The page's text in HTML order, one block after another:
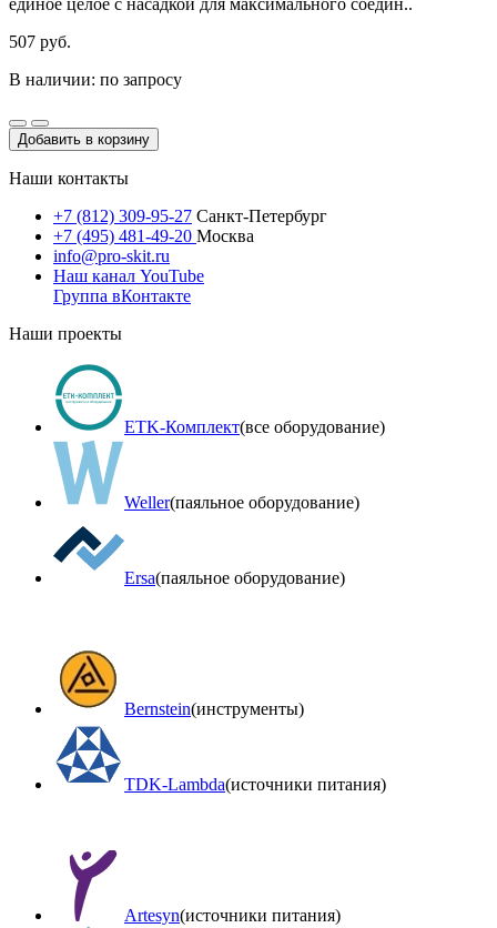
единое целое с насадкой для максимального соедин..
507 руб.
В наличии: по запросу
Добавить в корзину
Наши контакты
+7 (812) 309-95-27 Санкт-Петербург
+7 (495) 481-49-20 Москва
info@pro-skit.ru
Наш канал YouTube
Группа вКонтакте
Наши проекты
ETK-Комплект(все оборудование)
Weller(паяльное оборудование)
Ersa(паяльное оборудование)
Bernstein(инструменты)
TDK-Lambda(источники питания)
Artesyn(источники питания)